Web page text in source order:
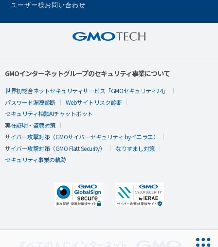
ユーザー様お問い合わせ
GMOインターネットグループのセキュリティ事業について
世界初総合ネットセキュリティサービス「GMOセキュリティ24」
パスワード漏洩診断
Webサイトリスク診断
セキュリティ相談AIチャットボット
実在証明・盗聴対策
サイバー攻撃対策（GMOサイバーセキュリティ byイエラエ）
サイバー攻撃対策（GMO Flatt Security）
なりすまし対策
セキュリティ事業の軌跡